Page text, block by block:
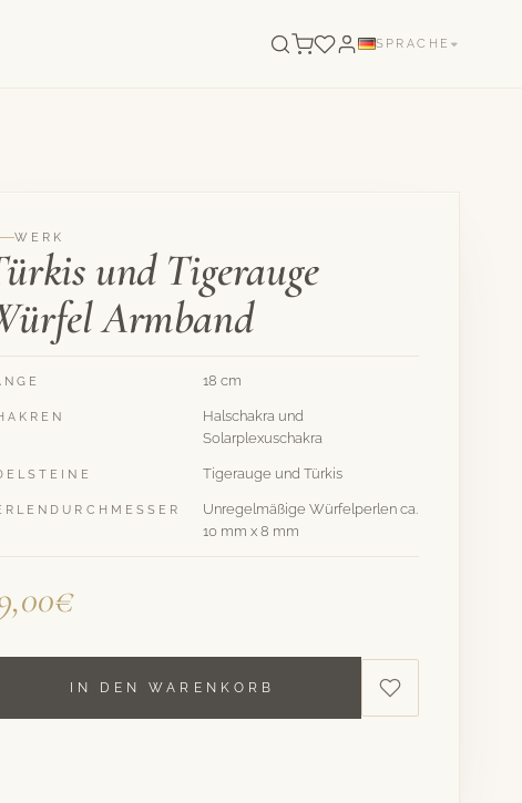
SPRACHE
WERK
und Tigerauge
Armband
18 cm
Halschakra und
Solarplexuschakra
Tigerauge und Türkis
Unregelmäßige Würfelperlen ca.
10 mm x 8 mm
IN DEN WARENKORB